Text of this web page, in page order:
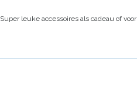
Super leuke accessoires als cadeau of voor